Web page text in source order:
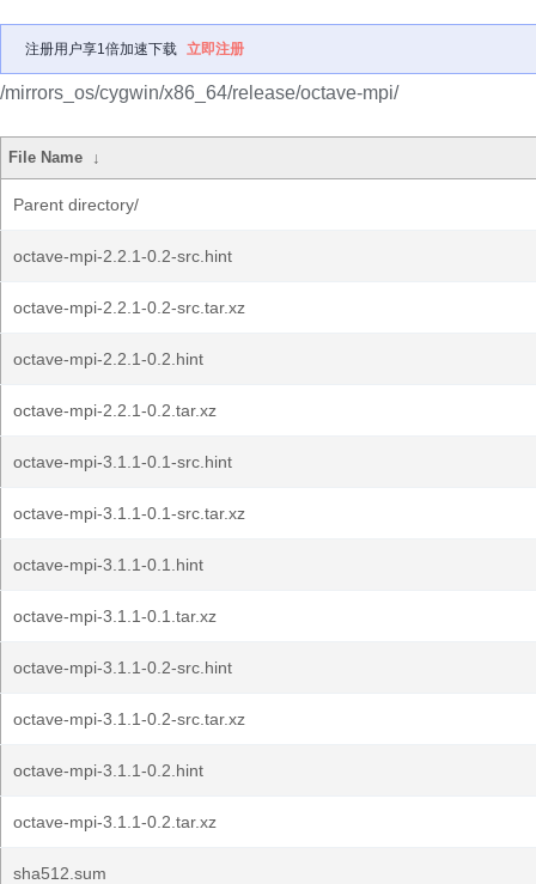
注册用户享1倍加速下载 立即注册
/mirrors_os/cygwin/x86_64/release/octave-mpi/
File Name ↓
Parent directory/
octave-mpi-2.2.1-0.2-src.hint
octave-mpi-2.2.1-0.2-src.tar.xz
octave-mpi-2.2.1-0.2.hint
octave-mpi-2.2.1-0.2.tar.xz
octave-mpi-3.1.1-0.1-src.hint
octave-mpi-3.1.1-0.1-src.tar.xz
octave-mpi-3.1.1-0.1.hint
octave-mpi-3.1.1-0.1.tar.xz
octave-mpi-3.1.1-0.2-src.hint
octave-mpi-3.1.1-0.2-src.tar.xz
octave-mpi-3.1.1-0.2.hint
octave-mpi-3.1.1-0.2.tar.xz
sha512.sum